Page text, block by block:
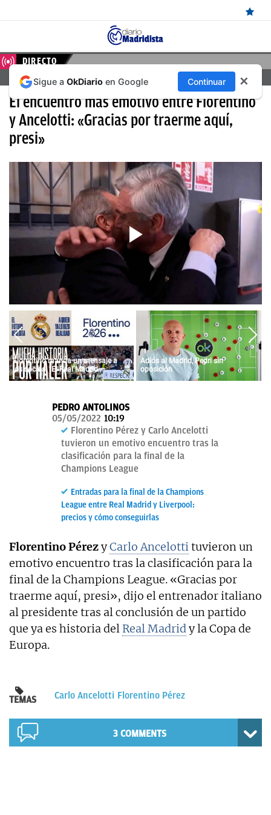
ÚLTIMAS
NOTICIAS
REAL
MADRID
CANTERA
FICHAJES
DIRECTO
FEMENINO
OKDIARIO
DIRECTO
FERENCVAROS – REAL MADRID, EN DIRECTO HOY
El encuentro más emotivo entre Florentino
y Ancelotti: «Gracias por traerme aquí,
presi»
Florentino manda un mensaje a
los socios: "El Real Madrid
siempre fue vuestro y siempre lo
Adiós al Madrid, Pedri sin
oposición
PEDRO ANTOLINOS
05/05/2022 10:19
Florentino Pérez y Carlo Ancelotti
tuvieron un emotivo encuentro tras la
clasificación para la final de la
Champions League
Entradas para la final de la Champions
League entre Real Madrid y Liverpool:
precios y cómo conseguirlas
Florentino PérezyCarlo Ancelottituvieron un
emotivo encuentro tras la clasificación para la
final de la Champions League. «Gracias por
traerme aquí, presi», dijo el entrenador italiano
al presidente tras al conclusión de un partido
que ya es historia del Real Madridy la Copa de
Europa.
TEMAS Carlo Ancelotti Florentino Pérez
3 COMMENTS
Sigue a OkDiario en Google Continuar ✕